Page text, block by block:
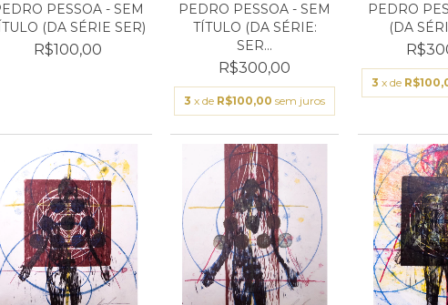
PESSOA - SEM
(DA SÉRIE SER)
R$100,00
PEDRO PESSOA - SEM
TÍTULO (DA SÉRIE:
SER...
R$300,00
3 x de R$100,00 sem juros
PEDRO
(DA
3 x de